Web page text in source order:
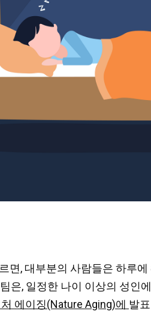
면, 대부분의 사람들은 하루
은, 일정한 나이 이상의 성인
에이징(Nature Aging)에 발